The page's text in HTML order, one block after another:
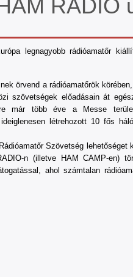
RADIO
legnagyobb rádióamatőr
örvend a rádióamatőrök
szövetségek előadásain át
már több éve a Messe
létrehozott 10 fős
Szövetség
n (illetve HAM CAMP-en)
ahol számtalan